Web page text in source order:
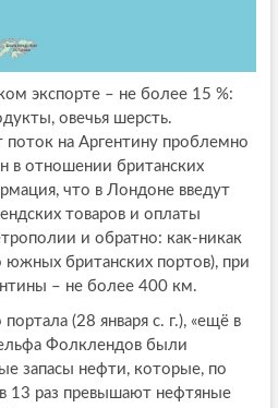
экспорте – не более 15 %:
овечья шерсть.
поток на Аргентину проблемно
в отношении британских
что в Лондоне введут
товаров и оплаты
и обратно: как-никак
британских портов), при
– не более 400 км.
(28 января с. г.), «ещё в
Фолклендов были
запасы нефти, которые, по
13 раз превышают нефтяные